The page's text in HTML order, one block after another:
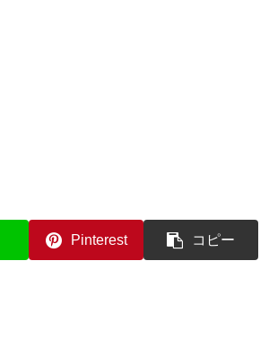
Pinterest コピー